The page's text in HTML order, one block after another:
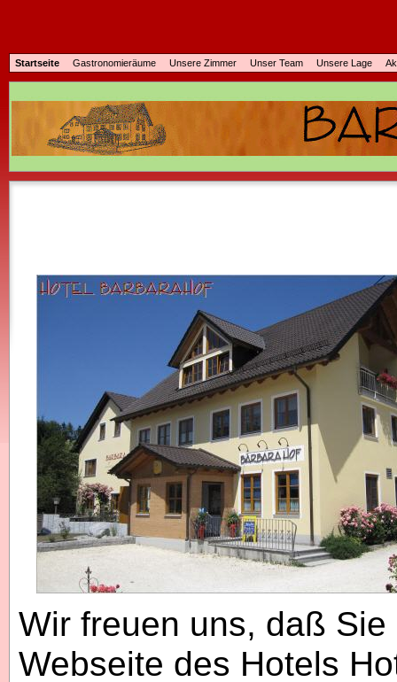
Startseite Gastronomieräume Unsere Zimmer Unser Team Unsere Lage
Wir freuen uns, daß Sie
Webseite des Hotels